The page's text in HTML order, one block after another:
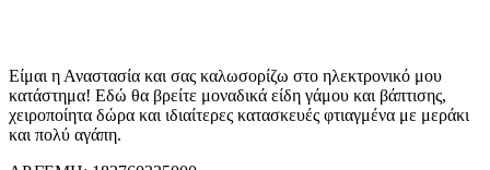
Είμαι η Αναστασία και σας καλωσορίζω στο ηλεκτρονικό μου
κατάστημα! Εδώ θα βρείτε μοναδικά είδη γάμου και βάπτισης,
χειροποίητα δώρα και ιδιαίτερες κατασκευές φτιαγμένα με μεράκι
και πολύ αγάπη.